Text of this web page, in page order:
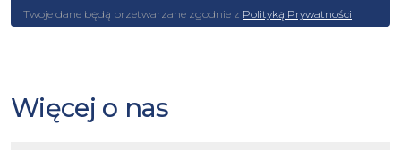
Twoje dane będą przetwarzane zgodnie z Polityką Prywatności
Więcej o nas